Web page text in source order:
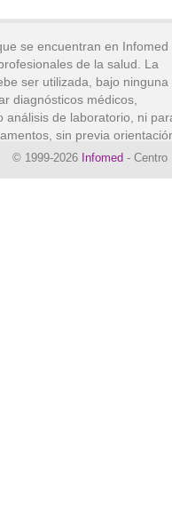
se encuentran en Infomed
de la salud. La
ser utilizada, bajo ninguna
diagnósticos médicos,
análisis de laboratorio, ni
sin previa
© 1999-2026 Infomed - Centro